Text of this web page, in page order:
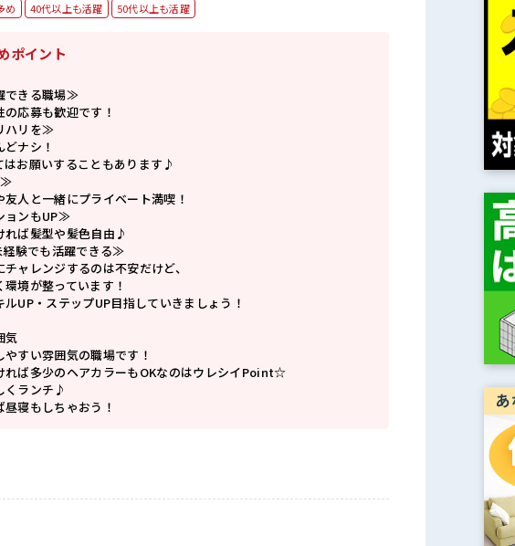
め 40代以上も活躍 50代以上も活躍
ポイント
できる職場≫
応募も歓迎です！
ハリを≫
ナシ！
はお願いすることもあります♪
≫
人と一緒にプライベート満喫！
ョンもUP≫
れば髪型や髪色自由♪
験でも活躍できる≫
ャレンジするのは不安だけど、
環境が整っています！
ルUP・ステップUP目指していきましょう！
気
やすい雰囲気の職場です！
れば多少のヘアカラーもOKなのはウレシイPoint☆
くランチ♪
寝もしちゃおう！